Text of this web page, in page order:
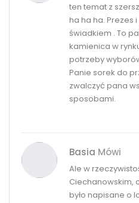
ten temat z
ha ha ha. Prezes
świadkiem . To
kamienica w
potrzeby
Panie sorek do
zwalczyć pana
sposobami.
Basia Mówi
Ale w
Ciechanowskim,
było napisane o